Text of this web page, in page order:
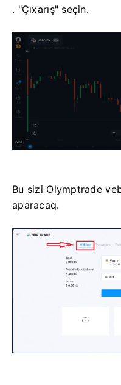
. "Çıxarış" seçin.
Bu sizi Olymptrade
aparacaq.